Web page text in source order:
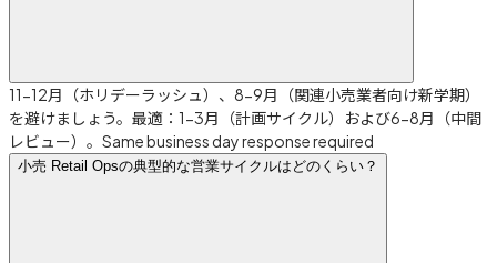
11-12月（ホリデーラッシュ）、8-9月（関連小売業者向け新学期）
を避けましょう。最適：1-3月（計画サイクル）および6-8月（中間
レビュー）。Same business day response required
小売 Retail Opsの典型的な営業サイクルはどのくらい？